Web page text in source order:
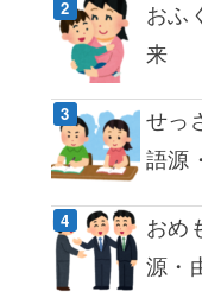
おふ
来
せっ
語源
おめ
源・